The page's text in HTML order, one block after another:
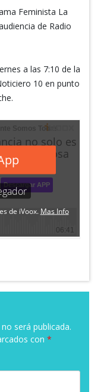
Feminista La
de Radio
a las 7:10 de la
10 en punto
será publicada.
con *